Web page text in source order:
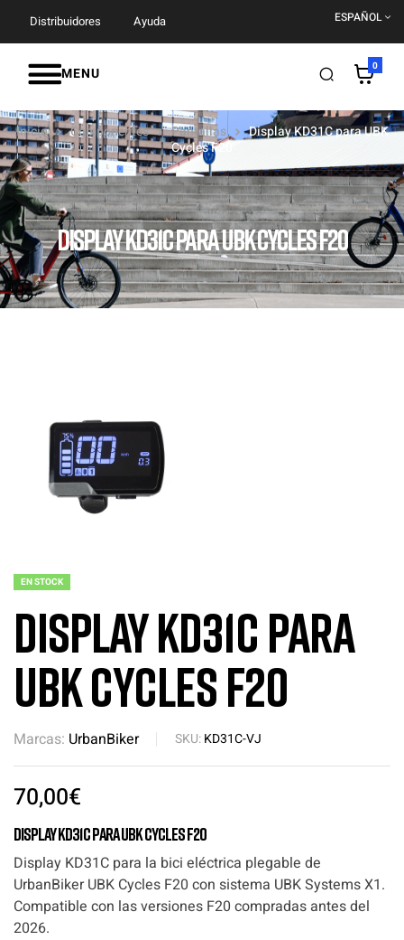
Distribuidores Ayuda ESPAÑOL
MENU 0
DISPLAY KD31C PARA UBK CYCLES F20
Inicio Componentes Pantallas
Display KD31C para UBK
Cycles F20
EN STOCK
Display KD31C para
UBK Cycles F20
Marcas: UrbanBiker SKU:KD31C-VJ
70,00€
Display KD31C para UBK Cycles F20
Display KD31C para la bici eléctrica plegable de
UrbanBiker UBK Cycles F20 con sistema UBK Systems X1.
Compatible con las versiones F20 compradas antes del
2026.